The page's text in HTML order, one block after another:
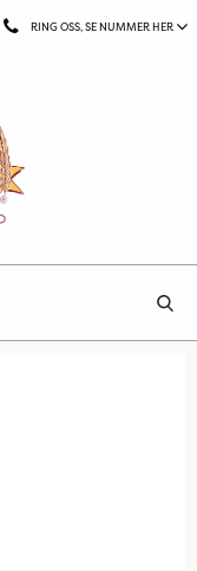
RING OSS, SE NUMMER HER